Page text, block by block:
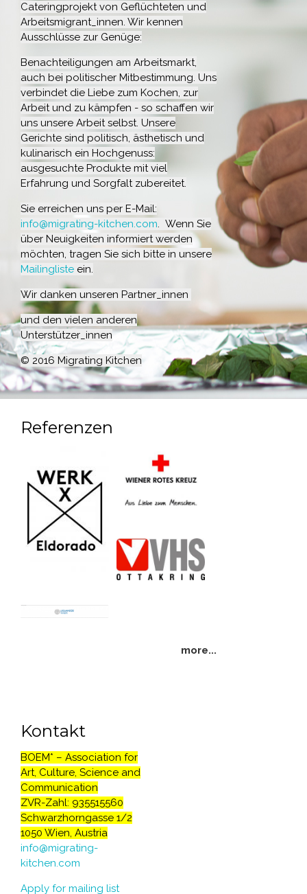
Cateringprojekt von Geflüchteten und
Arbeitsmigrant_innen. Wir kennen
Ausschlüsse zur Genüge:
Benachteiligungen am Arbeitsmarkt,
auch bei politischer Mitbestimmung. Uns
verbindet die Liebe zum Kochen, zur
Arbeit und zu kämpfen - so schaffen wir
uns unsere Arbeit selbst. Unsere
Gerichte sind politisch, ästhetisch und
kulinarisch ein Hochgenuss:
ausgesuchte Produkte mit viel
Erfahrung und Sorgfalt zubereitet.
Sie erreichen uns per E-Mail:
info@migrating-kitchen.com. Wenn Sie
über Neuigkeiten informiert werden
möchten, tragen Sie sich bitte in unsere
Mailingliste ein.
Wir danken unseren Partner_innen
und den vielen anderen
Unterstützer_innen
© 2016 Migrating Kitchen
Referenzen
more...
Kontakt
BOEM* – Association for
Art, Culture, Science and
Communication
ZVR-Zahl: 935515560
Schwarzhorngasse 1/2
1050 Wien, Austria
info@migrating-
kitchen.com
Apply for mailing list